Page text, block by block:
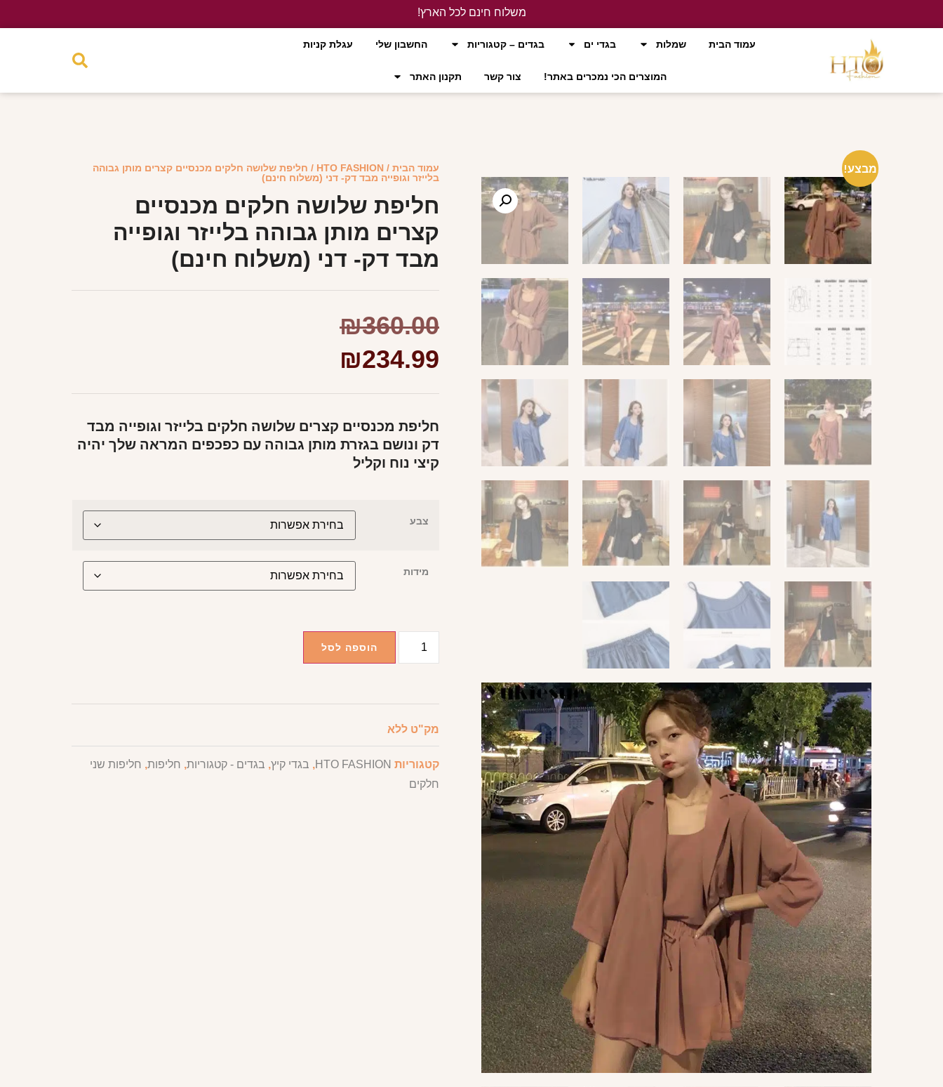
משלוח חינם לכל הארץ!
עמוד הבית
שמלות בגדי ים בגדים – קטגוריות החשבון שלי עגלת קניות
המוצרים הכי נמכרים באתר! צור קשר תקנון האתר
מבצע! עמוד הבית /
HTO FASHION / חליפת שלושה חלקים מכנסיים קצרים מותן גבוהה
בלייזר וגופייה מבד דק- דני (משלוח חינם)
חליפת שלושה חלקים מכנסיים
קצרים מותן גבוהה בלייזר וגופייה
מבד דק- דני (משלוח חינם)
₪360.00
₪234.99
חליפת מכנסיים קצרים שלושה חלקים בלייזר וגופייה מבד
דק ונושם בגזרת מותן גבוהה עם כפכפים המראה שלך יהיה
קיצי נוח וקליל
צבע
מידות
הוספה לסל
מק"ט ללא
קטגוריות HTO FASHION
, בגדי קיץ, בגדים - קטגוריות, חליפות, חליפות שני
חלקים